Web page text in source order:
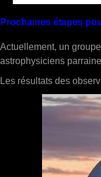
Prochaines étapes
Actuellement, un
astrophysiciens
Les résultats des